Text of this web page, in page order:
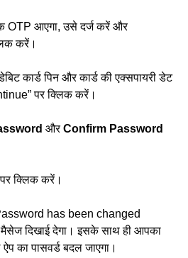
OTP आएगा, उसे दर्ज करें और
करें।
कार्ड पिन और कार्ड की एक्सपायरी डेट
पर क्लिक करें।
औरConfirm Password
क्लिक करें।
has been changed
दिखाई देगा। इसके साथ ही आपका
का पासवर्ड बदल जाएगा।